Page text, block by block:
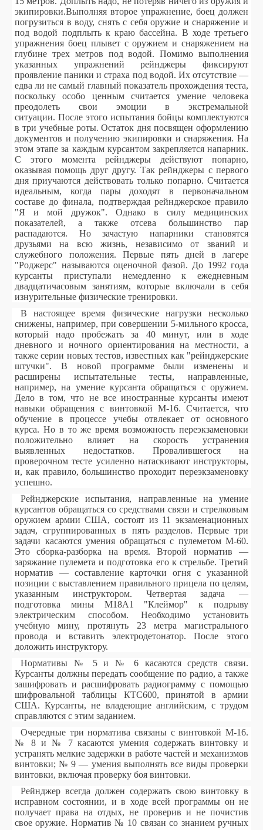
экипировки.Выполняя второе упражнение, боец должен
погрузиться в воду, снять с себя оружие и снаряжение и
под водой подплыть к краю бассейна. В ходе третьего
упражнения боец плывет с оружием и снаряжением на
глубине трех метров под водой. Помимо выполнения
указанных упражнений рейнджеры фиксируют
проявление паники и страха под водой. Их отсутствие —
едва ли не самый главный показатель прохождения теста,
поскольку особо ценным считается умение человека
преодолеть свои эмоции в экстремальной
ситуации. После этого испытания бойцы комплектуются
в три учебные роты. Остаток дня посвящен оформлению
документов и получению экипировки и снаряжения. На
этом этапе за каждым курсантом закрепляется напарник.
С этого момента рейнджеры действуют попарно,
оказывая помощь друг другу. Так рейнджеры с первого
дня приучаются действовать только попарно. Считается
идеальным, когда пары доходят в первоначальном
составе до финала, подтверждая рейнджерское правило
"Я и мой дружок". Однако в силу медицинских
показателей, а также отсева большинство пар
распадаются. Но зачастую напарники становятся
друзьями на всю жизнь, независимо от званий и
служебного положения. Первые пять дней в лагере
"Роджерс" называются оценочной фазой. До 1992 года
курсанты приступали немедленно к ежедневным
двадцатичасовым занятиям, которые включали в себя
изнурительные физические тренировки.
В настоящее время физические нагрузки несколько
снижены, например, при совершении 5-мильного кросса,
который надо пробежать за 40 минут, или в ходе
дневного и ночного ориентирования на местности, а
также серии новых тестов, известных как "рейнджерские
штучки". В новой программе были изменены и
расширены испытательные тесты, направленные,
например, на умение курсанта обращаться с оружием.
Дело в том, что не все иностранные курсанты имеют
навыки обращения с винтовкой М-16. Считается, что
обучение в процессе учебы отвлекает от основного
курса. Но в то же время возможность переэкзаменовки
положительно влияет на скорость устранения
выявленных недостатков. Провалившегося на
проверочном тесте усиленно натаскивают инструкторы,
и, как правило, большинство проходит переэкзаменовку
успешно.
Рейнджерские испытания, направленные на умение
курсантов обращаться со средствами связи и стрелковым
оружием армии США, состоят из 11 экзаменационных
задач, сгруппированных в пять разделов. Первые три
задачи касаются умения обращаться с пулеметом М-60.
Это сборка-разборка на время. Второй норматив —
заряжание пулемета и подготовка его к стрельбе. Третий
норматив — составление карточки огня с указанной
позиции с выставлением правильного прицела по целям,
указанным инструктором. Четвертая задача —
подготовка мины М18А1 "Клеймор" к подрыву
электрическим способом. Необходимо установить
учебную мину, протянуть 23 метра магистрального
провода и вставить электродетонатор. После этого
доложить инструктору.
Нормативы № 5 и № 6 касаются средств связи.
Курсанты должны передать сообщение по радио, а также
зашифровать и расшифровать радиограмму с помощью
шифровальной таблицы КТС600, принятой в армии
США. Курсанты, не владеющие английским, с трудом
справляются с этим заданием.
Очередные три норматива связаны с винтовкой М-16.
№ 8 и № 7 касаются умения содержать винтовку и
устранять мелкие задержки в работе частей и механизмов
винтовки; № 9 — умения выполнять все виды проверки
винтовки, включая проверку боя винтовки.
Рейнджер всегда должен содержать свою винтовку в
исправном состоянии, и в ходе всей программы он не
получает права на отдых, не проверив и не почистив
свое оружие. Норматив № 10 связан со знанием ручных